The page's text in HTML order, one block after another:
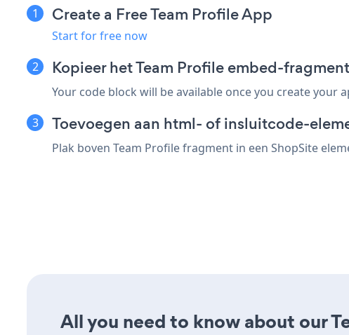
Create a Free Team Profile App
Start for free now
Kopieer het Team Profile embed-
Your code block will be available once you create your
Toevoegen aan html- of insluitcode-
Plak boven Team Profile fragment in een ShopSite
All you need to know about our